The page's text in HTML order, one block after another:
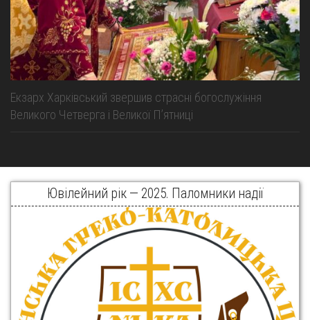
Екзарх Харківський звершив страсні богослужіння
Великого Четверга і Великої Пʼятниці
Ювілейний рік — 2025. Паломники надії